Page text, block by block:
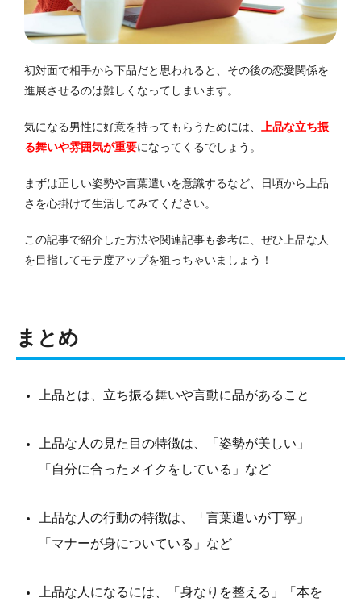
初対面で相手から下品だと思われると、その後の恋愛関係を
進展させるのは難しくなってしまいます。
気になる男性に好意を持ってもらうためには、 上品な立ち振
る舞いや雰囲気が重要になってくるでしょう。
まずは正しい姿勢や言葉遣いを意識するなど、日頃から上品
さを心掛けて生活してみてください。
この記事で紹介した方法や関連記事も参考に、ぜひ上品な人
を目指してモテ度アップを狙っちゃいましょう！
まとめ
上品とは、立ち振る舞いや言動に品があること
上品な人の見た目の特徴は、「姿勢が美しい」
「自分に合ったメイクをしている」など
上品な人の行動の特徴は、「言葉遣いが丁寧」
「マナーが身についている」など
上品な人になるには、「身なりを整える」「本を